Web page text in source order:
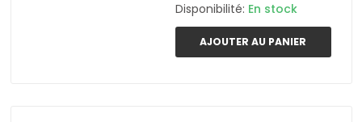
Disponibilité: En stock
AJOUTER AU PANIER